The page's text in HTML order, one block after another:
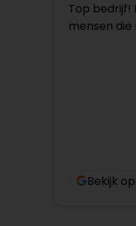
Top bedrijf!
mensen
Bekijk